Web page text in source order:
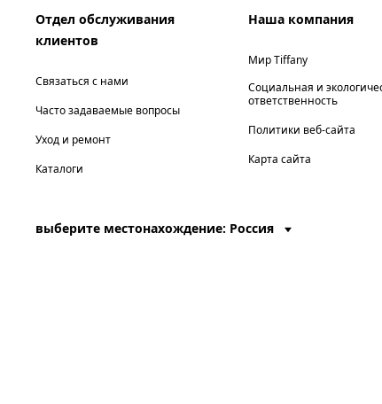
Отдел обслуживания
клиентов
Связаться с нами
Часто задаваемые вопросы
Уход и ремонт
Каталоги
Наша компания
Мир Tiffany
Социальная и
ответственность
Политики веб-сайта
Карта сайта
выберите местонахождение: Россия